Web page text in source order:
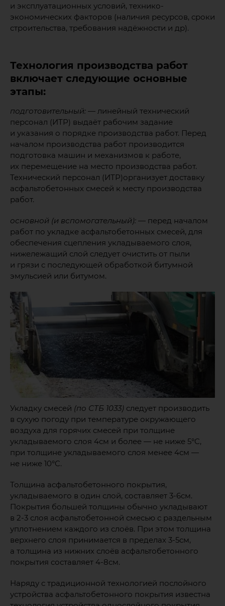
и эксплуатационных условий, технико-
экономических факторов (наличия ресурсов, сроки
строительства, требования надёжности и др).
Технология производства работ
включает следующие основные
этапы:
подготовительный: — линейный технический
персонал (ИТР) выдаёт рабочим задание
и указания о порядке производства работ. Перед
началом производства работ производится
подготовка машин и механизмов к работе,
их перемещение на место производства работ.
Технический персонал (ИТР)организует доставку
асфальтобетонных смесей к месту производства
работ.
основной (и вспомогательный): — перед началом
работ по укладке асфальтобетонных смесей, для
обеспечения сцепления укладываемого слоя,
нижележащий слой следует очистить от пыли
и грязи с последующей обработкой битумной
эмульсией или битумом.
Укладку смесей (по СТБ 1033) следует производить
в сухую погоду при температуре окружающего
воздуха для горячих смесей при толщине
укладываемого слоя 4см и более — не ниже 5°C,
при толщине укладываемого слоя менее 4см —
не ниже 10°C.
Толщина асфальтобетонного покрытия,
укладываемого в один слой, составляет 3-6см.
Покрытия большей толщины обычно укладывают
в 2-3 слоя асфальтобетонной смесью с раздельным
уплотнением каждого из слоёв. При этом толщина
верхнего слоя принимается в пределах 3-5см,
а толщина из нижних слоёв асфальтобетонного
покрытия составляет 4-8см.
Наряду с традиционной технологией послойного
устройства асфальтобетонного покрытия известна